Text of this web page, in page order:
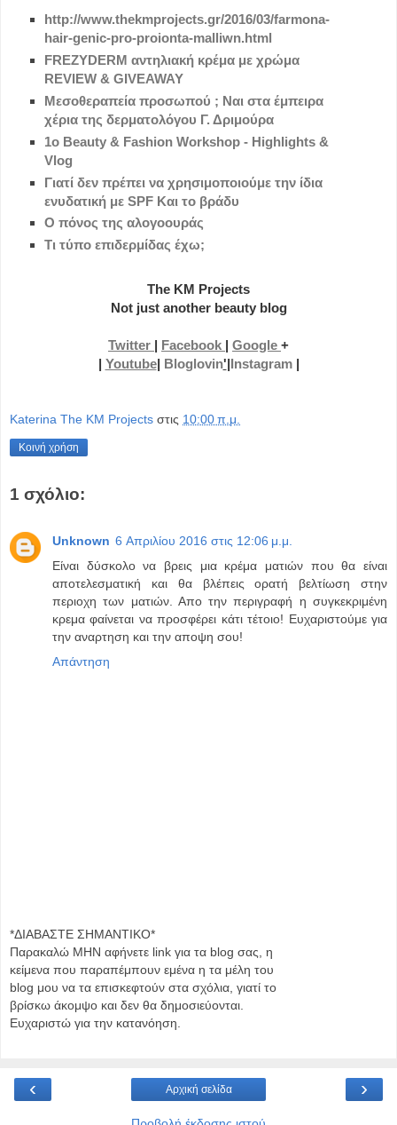
http://www.thekmprojects.gr/2016/03/farmona-
hair-genic-pro-proionta-malliwn.html
FREZYDERM αντηλιακή κρέμα με χρώμα
REVIEW & GIVEAWAY
Μεσοθεραπεία προσωπού ; Ναι στα έμπειρα
χέρια της δερματολόγου Γ. Δριμούρα
1ο Beauty & Fashion Workshop - Highlights &
Vlog
Γιατί δεν πρέπει να χρησιμοποιούμε την ίδια
ενυδατική με SPF Και το βράδυ
O πόνος της αλογοουράς
Τι τύπο επιδερμίδας έχω;
The KM Projects
Not just another beauty blog
Twitter | Facebook | Google +
| Youtube| Bloglovin'|Instagram |
Katerina The KM Projects στις 10:00 π.μ.
Κοινή χρήση
1 σχόλιο:
Unknown 6 Απριλίου 2016 στις 12:06 μ.μ.
Είναι δύσκολο να βρεις μια κρέμα ματιών που θα είναι
αποτελεσματική και θα βλέπεις ορατή βελτίωση στην
περιοχη των ματιών. Απο την περιγραφή η συγκεκριμένη
κρεμα φαίνεται να προσφέρει κάτι τέτοιο! Ευχαριστούμε για
την αναρτηση και την αποψη σου!
Απάντηση
*ΔΙΑΒΑΣΤΕ ΣΗΜΑΝΤΙΚΟ*
Παρακαλώ MHN αφήνετε link για τα blog σας, η
κείμενα που παραπέμπουν εμένα η τα μέλη του
blog μου να τα επισκεφτούν στα σχόλια, γιατί το
βρίσκω άκομψο και δεν θα δημοσιεύονται.
Ευχαριστώ για την κατανόηση.
‹ ›
Αρχική σελίδα